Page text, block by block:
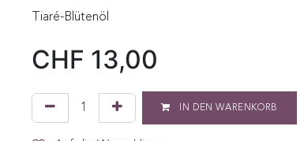
Tiaré-Blütenöl
CHF 13,00
IN DEN WARENKORB